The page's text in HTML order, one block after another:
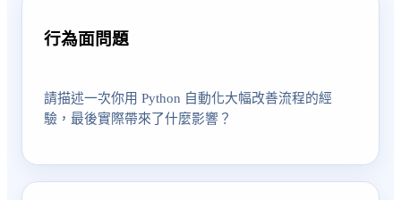
行為面問題
請描述一次你用 Python 自動化大幅改善流程的經
驗，最後實際帶來了什麼影響？